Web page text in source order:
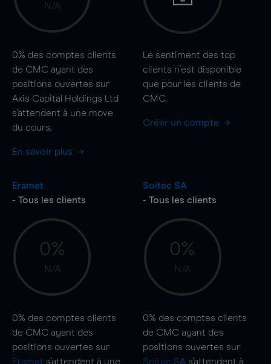
N/A
0% des comptes clients
de CMC ayant des
positions ouvertes sur
Axis Capital Holdings Ltd
s'attendent à une move
du cours.
En savoir plus
Le sentiment des top
clients n'est disponible
que pour les clients de
CMC.
Créer un compte
Eramet
- Tous les clients
0%
N/A
0% des comptes clients
de CMC ayant des
positions ouvertes sur
Eramet s'attendent à une
Soitec SA
- Tous les clients
0%
N/A
0% des comptes clients
de CMC ayant des
positions ouvertes sur
Soitec SA s'attendent à